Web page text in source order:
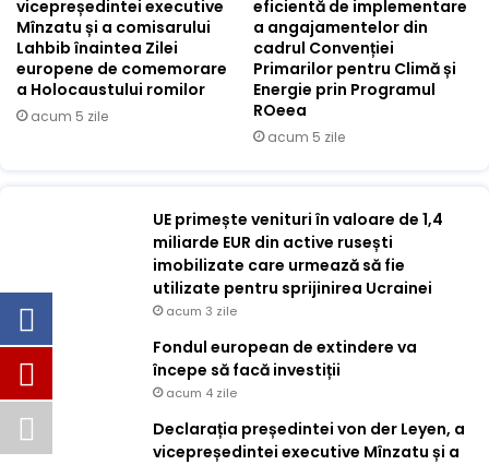
vicepreședintei executive
Mînzatu și a comisarului
Lahbib înaintea Zilei
europene de comemorare
a Holocaustului romilor
acum 5 zile
eficientă de implementare
a angajamentelor din
cadrul Convenției
Primarilor pentru Climă și
Energie prin Programul
ROeea
acum 5 zile
UE primește venituri în valoare de 1,4
miliarde EUR din active rusești
imobilizate care urmează să fie
utilizate pentru sprijinirea Ucrainei
acum 3 zile
Fondul european de extindere va
începe să facă investiții
acum 4 zile
Declarația președintei von der Leyen, a
vicepreședintei executive Mînzatu și a